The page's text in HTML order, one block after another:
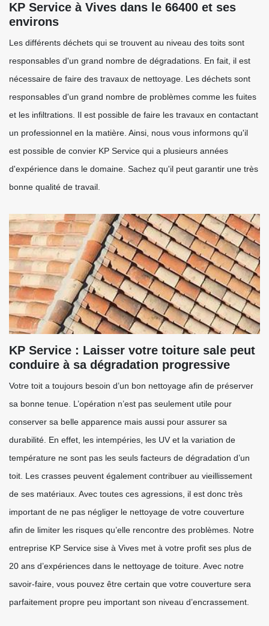
KP Service à Vives dans le 66400 et ses
environs
Les différents déchets qui se trouvent au niveau des toits sont
responsables d'un grand nombre de dégradations. En fait, il est
nécessaire de faire des travaux de nettoyage. Les déchets sont
responsables d'un grand nombre de problèmes comme les fuites
et les infiltrations. Il est possible de faire les travaux en contactant
un professionnel en la matière. Ainsi, nous vous informons qu'il
est possible de convier KP Service qui a plusieurs années
d'expérience dans le domaine. Sachez qu'il peut garantir une très
bonne qualité de travail.
KP Service : Laisser votre toiture sale peut
conduire à sa dégradation progressive
Votre toit a toujours besoin d’un bon nettoyage afin de préserver
sa bonne tenue. L’opération n’est pas seulement utile pour
conserver sa belle apparence mais aussi pour assurer sa
durabilité. En effet, les intempéries, les UV et la variation de
température ne sont pas les seuls facteurs de dégradation d’un
toit. Les crasses peuvent également contribuer au vieillissement
de ses matériaux. Avec toutes ces agressions, il est donc très
important de ne pas négliger le nettoyage de votre couverture
afin de limiter les risques qu’elle rencontre des problèmes. Notre
entreprise KP Service sise à Vives met à votre profit ses plus de
20 ans d’expériences dans le nettoyage de toiture. Avec notre
savoir-faire, vous pouvez être certain que votre couverture sera
parfaitement propre peu important son niveau d’encrassement.